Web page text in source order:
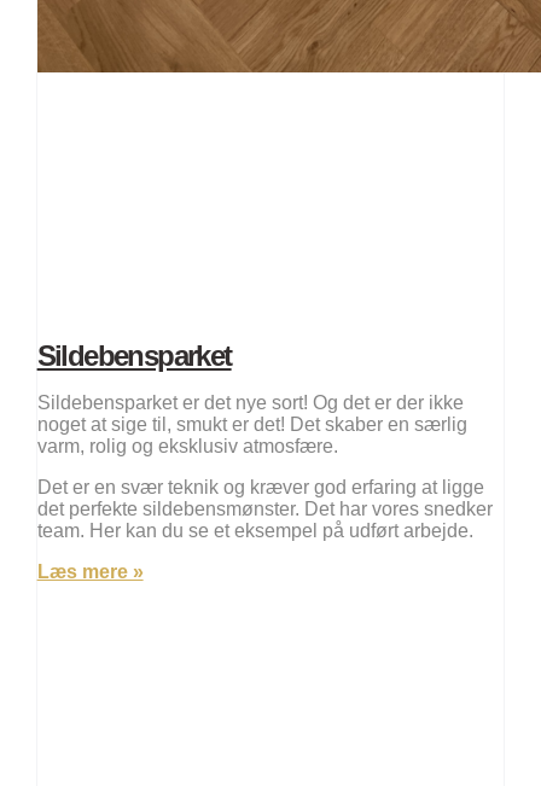
Sildebensparket
Sildebensparket er det nye sort! Og det er der ikke
noget at sige til, smukt er det! Det skaber en særlig
varm, rolig og eksklusiv atmosfære.
Det er en svær teknik og kræver god erfaring at ligge
det perfekte sildebensmønster. Det har vores snedker
team. Her kan du se et eksempel på udført arbejde.
Læs mere »